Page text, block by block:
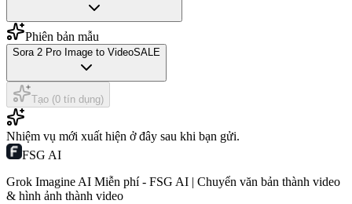
Phiên bản mẫu
Sora 2 Pro Image to VideoSALE
Tạo (0 tín dụng)
Nhiệm vụ mới xuất hiện ở đây sau khi bạn gửi.
FSG AI
Grok Imagine AI Miễn phí - FSG AI | Chuyển văn bản thành video
& hình ảnh thành video